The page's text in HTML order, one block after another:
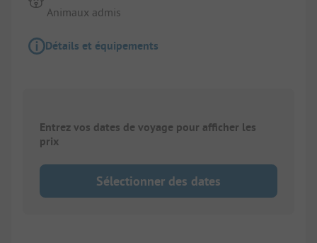
Animaux admis
Détails et équipements
Entrez vos dates de voyage pour afficher les
prix
Sélectionner des dates